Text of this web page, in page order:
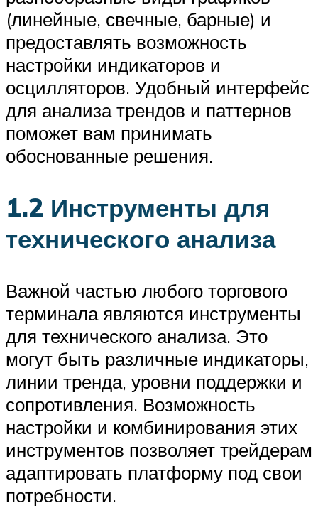
(линейные, свечные, барные) и
предоставлять возможность
настройки индикаторов и
осцилляторов. Удобный интерфейс
для анализа трендов и паттернов
поможет вам принимать
обоснованные решения.
1.2 Инструменты для
технического анализа
Важной частью любого торгового
терминала являются инструменты
для технического анализа. Это
могут быть различные индикаторы,
линии тренда, уровни поддержки и
сопротивления. Возможность
настройки и комбинирования этих
инструментов позволяет трейдерам
адаптировать платформу под свои
потребности.